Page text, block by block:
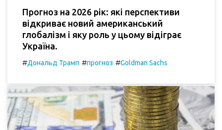
Прогноз на 2026 рік: які перспективи
відкриває новий американський
глобалізм і яку роль у цьому відіграє
Україна.
#Дональд Трамп #прогноз #Goldman Sachs